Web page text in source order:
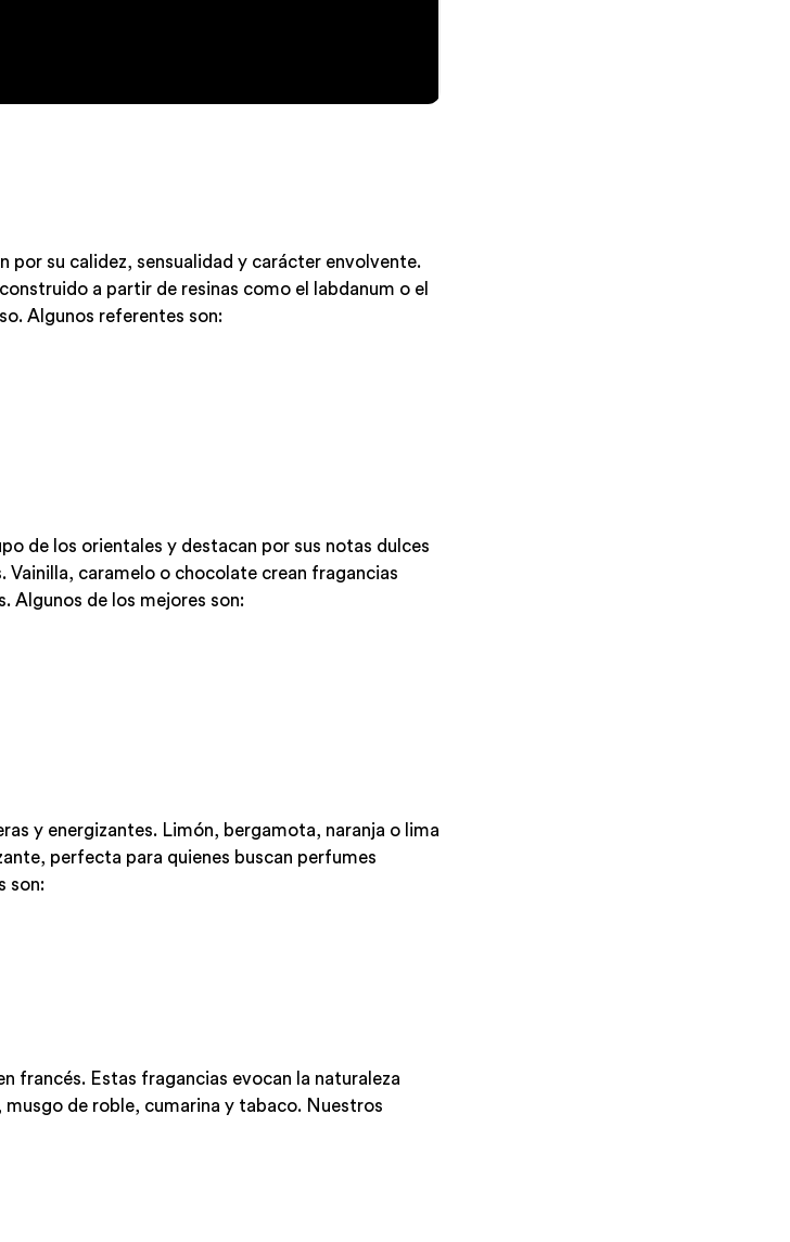
por su calidez, sensualidad y carácter envolvente.
a partir de resinas como el labdanum o el
Algunos referentes son:
de los orientales y destacan por sus notas dulces
Vainilla, caramelo o chocolate crean fragancias
Algunos de los mejores son:
y energizantes. Limón, bergamota, naranja o lima
perfecta para quienes buscan perfumes
son:
francés. Estas fragancias evocan la naturaleza
de roble, cumarina y tabaco. Nuestros